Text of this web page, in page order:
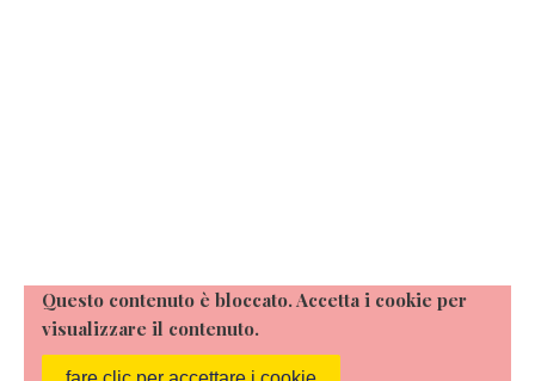
Questo contenuto è bloccato. Accetta i cookie per
visualizzare il contenuto.